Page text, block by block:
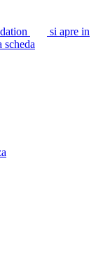
si apre in
scheda